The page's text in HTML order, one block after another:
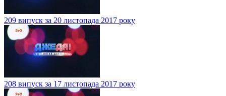
209 випуск за 20 листопада 2017 року
208 випуск за 17 листопада 2017 року